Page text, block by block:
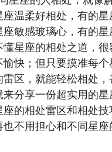
座温柔好相处，有的星
座敏感玻璃心，有的
懂星座的相处之道，
快；但只要摸准每个
雷区，就能轻松相处，
分享一份超实用的星
座的相处雷区和相处技
不用担心和不同星座